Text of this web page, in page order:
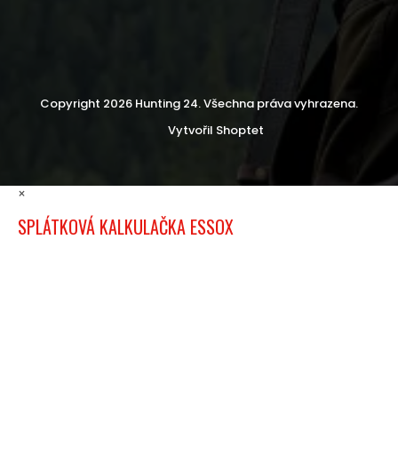
Vytvořil Shoptet
Copyright 2026 Hunting 24. Všechna práva vyhrazena.
×
SPLÁTKOVÁ KALKULAČKA ESSOX